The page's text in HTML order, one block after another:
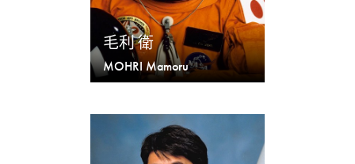
毛利 衛
MOHRI Mamoru